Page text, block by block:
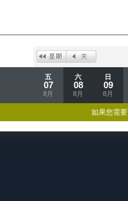
五
07
8月
六
08
8月
日
09
8月
如果您需